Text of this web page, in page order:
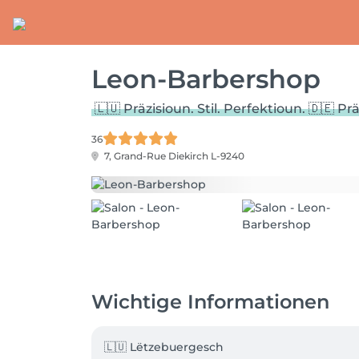
Leon-Barbershop
🇱🇺 Präzisioun. Stil. Perfektioun. 🇩🇪
36
7, Grand-Rue Diekirch L-9240
Wichtige Informationen
🇱🇺 Lëtzebuergesch